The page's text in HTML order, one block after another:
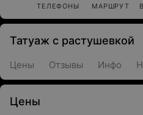
ТЕЛЕФОНЫ МАРШРУТ
Татуаж с растушевкой
Цены Отзывы Инфо
Цены